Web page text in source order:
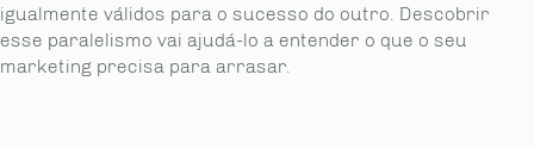
igualmente válidos para o sucesso do outro. Descobrir
esse paralelismo vai ajudá-lo a entender o que o seu
marketing precisa para arrasar.